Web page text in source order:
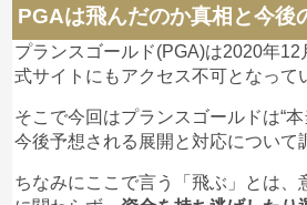
PGAが入っていたテナントにはす
とのことですし、本格的に飛ぶ可
すね 。
@Hiro56894472
ちなみに公式サイトのトップペー
ス”の文字を確認できました。
(@Dragon27936404より引用)
プランスゴールドの公式も下記の
ていますが、苦し紛れの言い訳に
ね。
絶対にやるべきではありませ
普通に暗号通貨をキチンと勉
ポテンシャルのあるアルトコ
その理由が ビジネスビザと新型
とのこと。
#プランスゴールド #PGA
世界トップリーダー会議
“いつでも出金できる”というのが
謳い文句だったこともあり、多く
ます。
出金が遅れている原因は“中国の
プランスゴールドは9月に入って
合が度々発生しているようです。
度々メンテナンスもしているよう
かもしれません。
む、PGAのサイトがアクセ
PGAは飛んだのか真相と今後
プランスゴールド(PGA)は2020年
式サイトにもアクセス不可となって
そこで今回はプランスゴールドは“本
今後予想される展開と対応について
ちなみにここで言う「飛ぶ」とは、